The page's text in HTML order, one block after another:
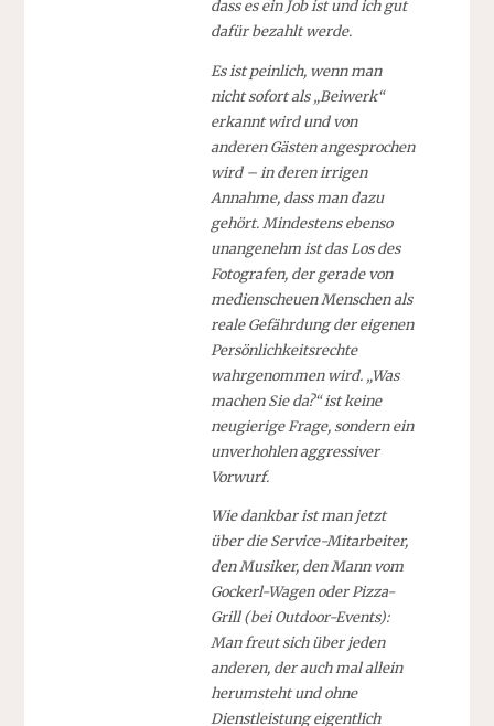
dass es ein Job ist und ich gut
dafür bezahlt werde.
Es ist peinlich, wenn man
nicht sofort als „Beiwerk“
erkannt wird und von
anderen Gästen angesprochen
wird – in deren irrigen
Annahme, dass man dazu
gehört. Mindestens ebenso
unangenehm ist das Los des
Fotografen, der gerade von
medienscheuen Menschen als
reale Gefährdung der eigenen
Persönlichkeitsrechte
wahrgenommen wird. „Was
machen Sie da?“ ist keine
neugierige Frage, sondern ein
unverhohlen aggressiver
Vorwurf.
Wie dankbar ist man jetzt
über die Service-Mitarbeiter,
den Musiker, den Mann vom
Gockerl-Wagen oder Pizza-
Grill (bei Outdoor-Events):
Man freut sich über jeden
anderen, der auch mal allein
herumsteht und ohne
Dienstleistung eigentlich